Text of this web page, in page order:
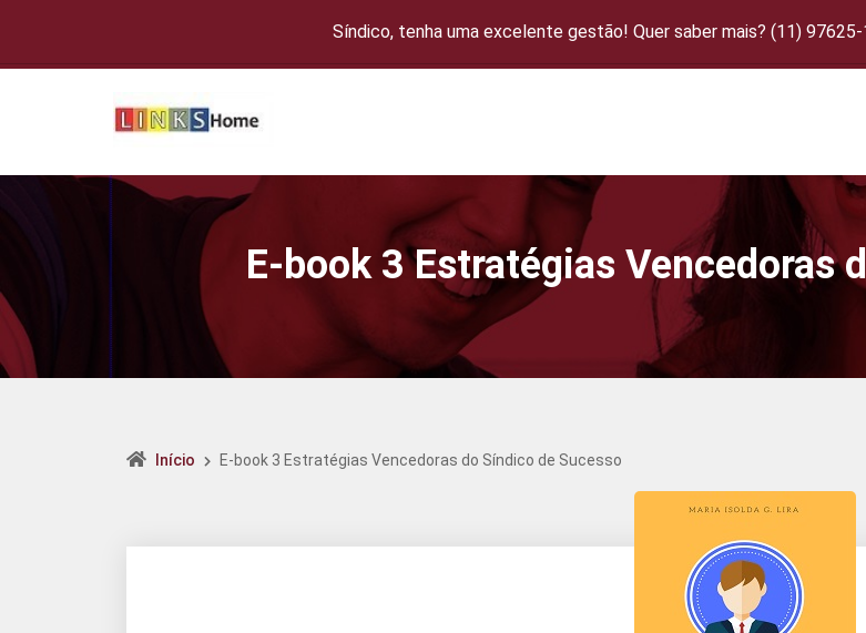
Síndico, tenha uma excelente gestão! Quer saber mais? (11)
E-book 3 Estratégias Vencedoras
Início E-book 3 Estratégias Vencedoras do Síndico de Sucesso